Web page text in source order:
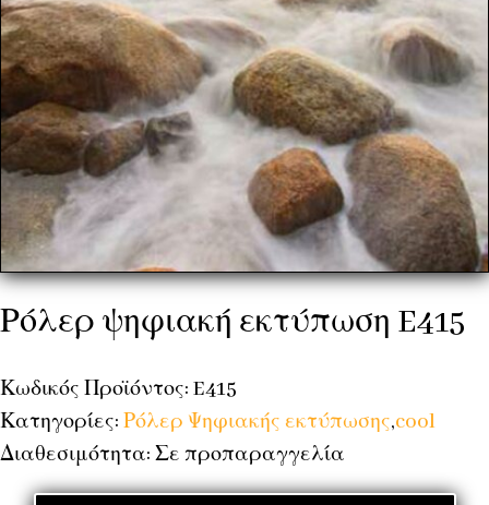
Ρόλερ ψηφιακή εκτύπωση E415
Κωδικός Προϊόντος: E415
Κατηγορίες: Ρόλερ Ψηφιακής εκτύπωσης,cool
Διαθεσιμότητα: Σε προπαραγγελία